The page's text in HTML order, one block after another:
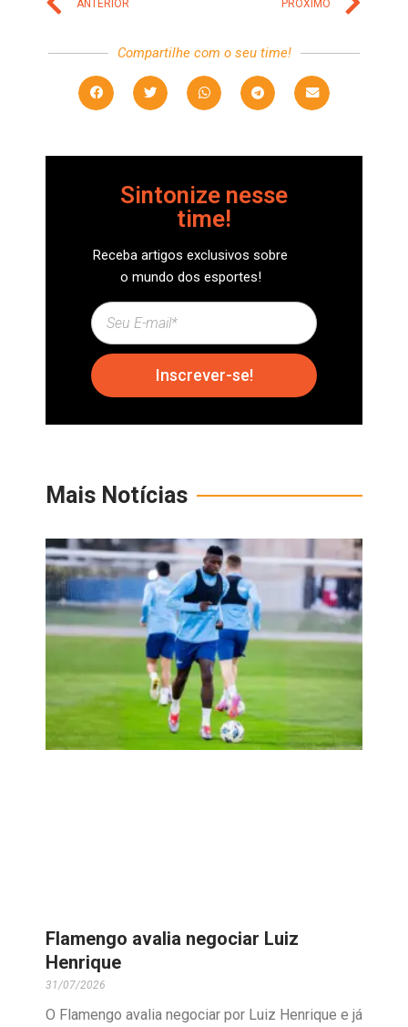
ANTERIOR PRÓXIMO
Compartilhe com o seu time!
Sintonize nesse
time!
Receba artigos exclusivos sobre
o mundo dos esportes!
Inscrever-se!
Mais Notícias
Flamengo avalia negociar Luiz
Henrique
31/07/2026
O Flamengo avalia negociar por Luiz Henrique e já